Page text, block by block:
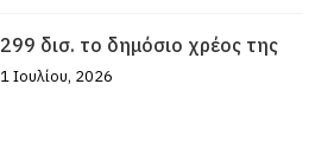
299 δισ. το δημόσιο χρέος της
1 Ιουλίου, 2026